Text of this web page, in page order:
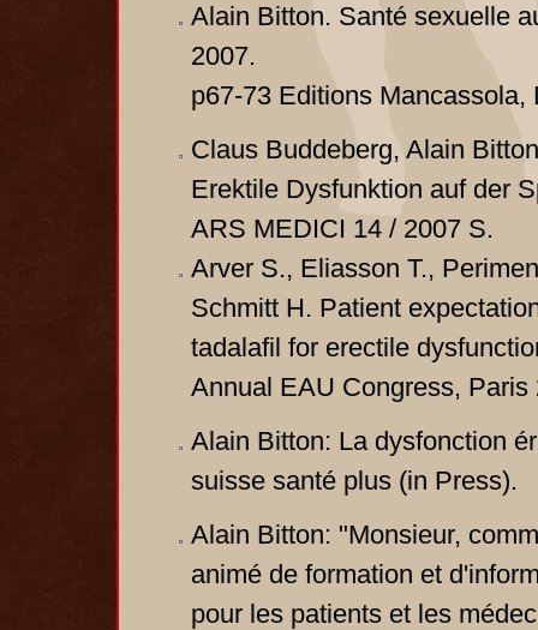
Alain Bitton. Santé sexuelle
2007.
p67-73 Editions Mancassola,
Claus Buddeberg, Alain
Erektile Dysfunktion auf der
ARS MEDICI 14 / 2007 S.
Arver S., Eliasson T.,
Schmitt H. Patient
tadalafil for erectile
Annual EAU Congress, Paris
Alain Bitton: La dysfonction
suisse santé plus (in Press).
Alain Bitton: "Monsieur,
animé de formation et
pour les patients et les